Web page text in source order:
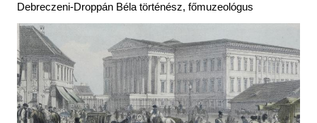
Debreczeni-Droppán Béla történész, főmuzeológus